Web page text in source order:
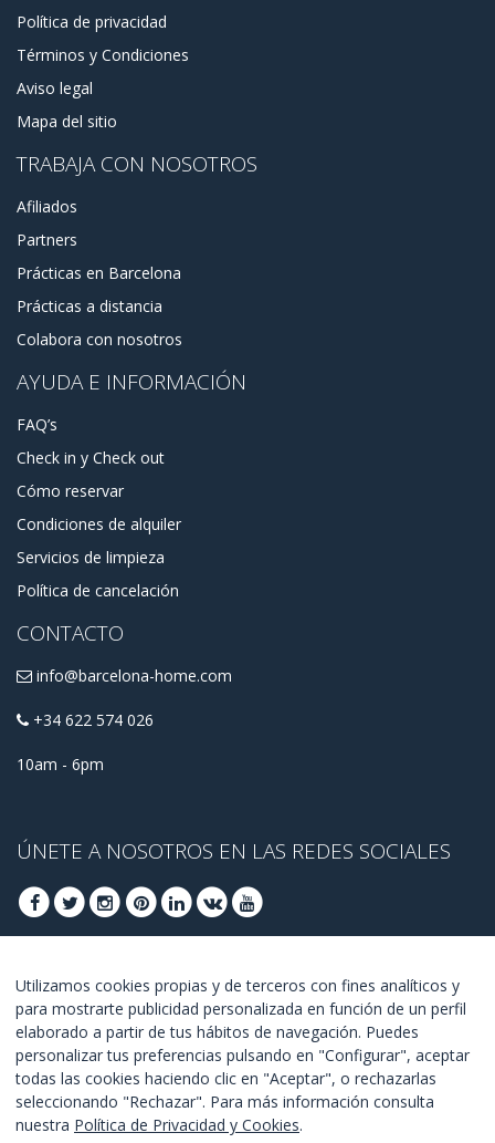
Política de privacidad
Términos y Condiciones
Aviso legal
Mapa del sitio
TRABAJA CON NOSOTROS
Afiliados
Partners
Prácticas en Barcelona
Prácticas a distancia
Colabora con nosotros
AYUDA E INFORMACIÓN
FAQ’s
Check in y Check out
Cómo reservar
Condiciones de alquiler
Servicios de limpieza
Política de cancelación
CONTACTO
info@barcelona-home.com
+34 622 574 026
10am - 6pm
ÚNETE A NOSOTROS EN LAS REDES SOCIALES
ÚNETE PARA OBTENER OFERTAS DE ÚLTIMO
MINUTO
UNETE
Estoy de acuerdo con los términos y condiciones
Utilizamos cookies propias y de terceros con fines analíticos y
para mostrarte publicidad personalizada en función de un perfil
elaborado a partir de tus hábitos de navegación. Puedes
personalizar tus preferencias pulsando en "Configurar", aceptar
todas las cookies haciendo clic en "Aceptar", o rechazarlas
seleccionando "Rechazar". Para más información consulta
nuestra Política de Privacidad y Cookies.